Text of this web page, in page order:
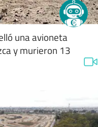
una avioneta
y murieron 13